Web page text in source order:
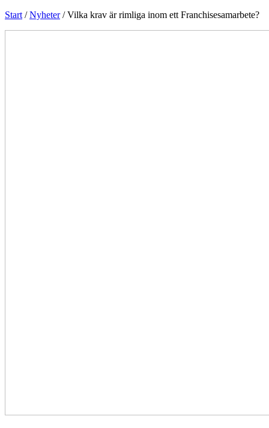
Start /Nyheter/Vilka krav är rimliga inom ett Franchisesamarbete?